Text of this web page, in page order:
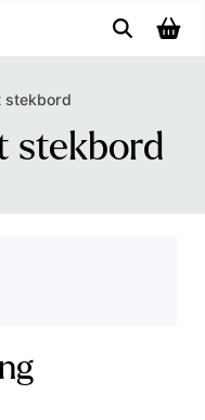
stekbord
stekbord